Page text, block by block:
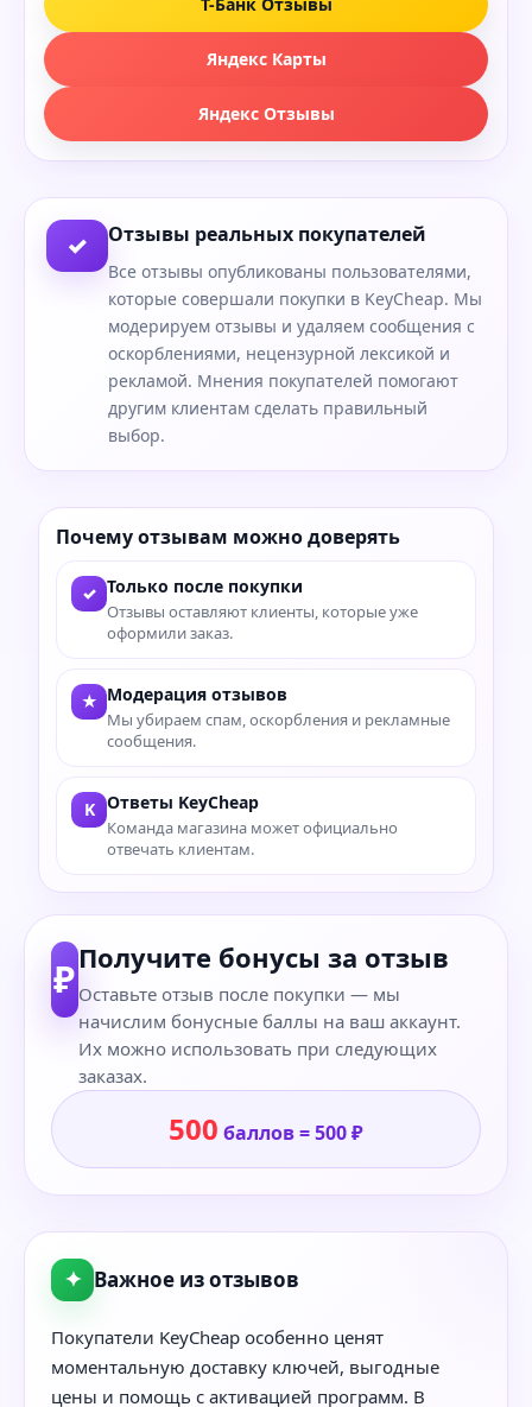
Яндекс Карты
Яндекс Отзывы
✓ Отзывы реальных покупателей
Все отзывы опубликованы пользователями,
которые совершали покупки в KeyCheap. Мы
модерируем отзывы и удаляем сообщения с
оскорблениями, нецензурной лексикой и
рекламой. Мнения покупателей помогают
другим клиентам сделать правильный
выбор.
Почему отзывам можно доверять
✓ Только после покупки
Отзывы оставляют клиенты, которые уже
оформили заказ.
★ Модерация отзывов
Мы убираем спам, оскорбления и рекламные
сообщения.
K Ответы KeyCheap
Команда магазина может официально
отвечать клиентам.
₽Получите бонусы за отзыв
Оставьте отзыв после покупки — мы
начислим бонусные баллы на ваш аккаунт.
Их можно использовать при следующих
заказах.
500 баллов = 500 ₽
✦ Важное из отзывов
Покупатели KeyCheap особенно ценят
моментальную доставку ключей, выгодные
цены и помощь с активацией программ. В